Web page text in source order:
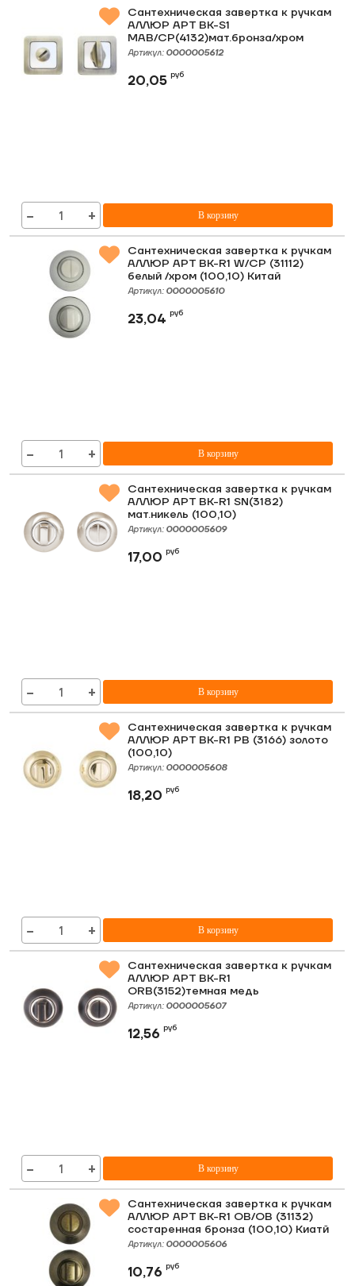
Сантехническая завертка к ручкам
АЛЛЮР АРТ BK-S1
MAB/CP(4132)мат.бронза/хром
Артикул: 0000005612
20,05руб
− + В корзину
Сантехническая завертка к ручкам
АЛЛЮР АРТ BK-R1 W/CP (31112)
белый /хром (100,10) Китай
Артикул: 0000005610
23,04руб
− + В корзину
Сантехническая завертка к ручкам
АЛЛЮР АРТ BK-R1 SN(3182)
мат.никель (100,10)
Артикул: 0000005609
17,00руб
− + В корзину
Сантехническая завертка к ручкам
АЛЛЮР АРТ BK-R1 PB (3166) золото
(100,10)
Артикул: 0000005608
18,20руб
− + В корзину
Сантехническая завертка к ручкам
АЛЛЮР АРТ BK-R1
ORB(3152)темная медь
Артикул: 0000005607
12,56руб
− + В корзину
Сантехническая завертка к ручкам
АЛЛЮР АРТ BK-R1 OB/OB (31132)
состаренная бронза (100,10) Киатй
Артикул: 0000005606
10,76руб